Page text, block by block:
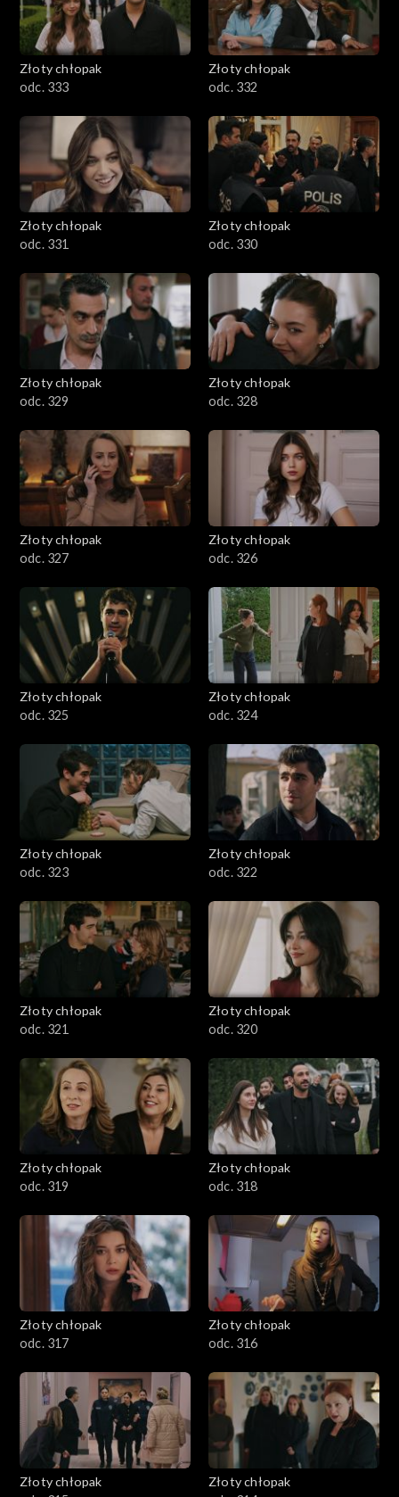
Złoty chłopak
odc. 333
Złoty chłopak
odc. 332
Złoty chłopak
odc. 331
Złoty chłopak
odc. 330
Złoty chłopak
odc. 329
Złoty chłopak
odc. 328
Złoty chłopak
odc. 327
Złoty chłopak
odc. 326
Złoty chłopak
odc. 325
Złoty chłopak
odc. 324
Złoty chłopak
odc. 323
Złoty chłopak
odc. 322
Złoty chłopak
odc. 321
Złoty chłopak
odc. 320
Złoty chłopak
odc. 319
Złoty chłopak
odc. 318
Złoty chłopak
odc. 317
Złoty chłopak
odc. 316
Złoty chłopak
Złoty chłopak